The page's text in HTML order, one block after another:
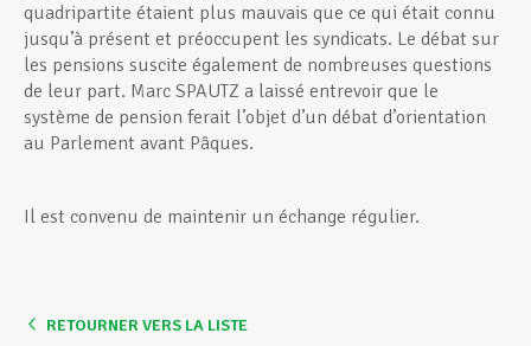
quadripartite étaient plus mauvais que ce qui était connu
jusqu’à présent et préoccupent les syndicats. Le débat sur
les pensions suscite également de nombreuses questions
de leur part. Marc SPAUTZ a laissé entrevoir que le
système de pension ferait l’objet d’un débat d’orientation
au Parlement avant Pâques.
Il est convenu de maintenir un échange régulier.
RETOURNER VERS LA LISTE